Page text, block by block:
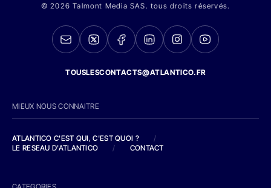
© 2026 Talmont Media SAS. tous droits réservés.
TOUSLESCONTACTS@ATLANTICO.FR
MIEUX NOUS CONNAITRE
ATLANTICO C'EST QUI, C'EST QUOI ?
/
LE RESEAU D'ATLANTICO
/ CONTACT